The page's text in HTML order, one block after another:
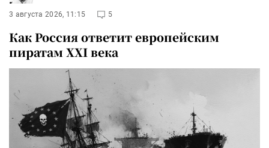
3 августа 2026, 11:15 5
Как Россия ответит европейским
пиратам XXI века